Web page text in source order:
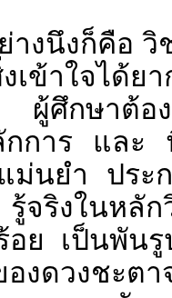
างนึงก็คือ
เข้าใจได้
ผู้ศึกษาต้อ
การ และ
ม่นยำ ประ
ริงในหลัก
อย เป็นพัน
องดวงชะต